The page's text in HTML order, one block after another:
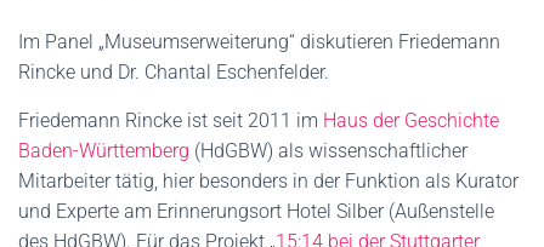
Im Panel „Museumserweiterung“ diskutieren Friedemann
Rincke und Dr. Chantal Eschenfelder.
Friedemann Rincke ist seit 2011 im Haus der Geschichte
Baden-Württemberg (HdGBW) als wissenschaftlicher
Mitarbeiter tätig, hier besonders in der Funktion als Kurator
und Experte am Erinnerungsort Hotel Silber (Außenstelle
des HdGBW). Für das Projekt „15:14 bei der Stuttgarter